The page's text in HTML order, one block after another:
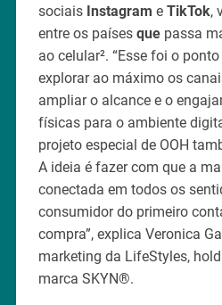
sociais Instagram e TikTok,
entre os países quepassa
ao celular². “Esse foi o
explorar ao máximo os
ampliar o alcance e o
físicas para o ambiente
projeto especial de OOH
A ideia é fazer com que a
conectada em todos os
consumidor do primeiro
compra”, explica Veronica
marketing da LifeStyles,
marca SKYN®.